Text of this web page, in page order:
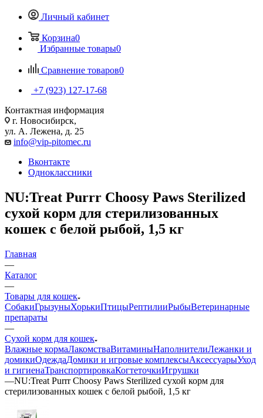
Личный кабинет
Корзина0
Избранные товары0
Сравнение товаров0
+7 (923) 127-17-68
Контактная информация
г. Новосибирск,
ул. А. Лежена, д. 25
info@vip-pitomec.ru
Вконтакте
Одноклассники
NU:Treat Purrr Choosy Paws Sterilized
сухой корм для стерилизованных
кошек с белой рыбой, 1,5 кг
Главная
—
Каталог
—
Товары для кошек
СобакиГрызуныХорькиПтицыРептилииРыбыВетеринарные
препараты
—
Сухой корм для кошек
Влажные кормаЛакомстваВитаминыНаполнителиЛежанки и
домикиОдеждаДомики и игровые комплексыАксессуарыУход
и гигиенаТранспортировкаКогтеточкиИгрушки
—NU:Treat Purrr Choosy Paws Sterilized сухой корм для
стерилизованных кошек с белой рыбой, 1,5 кг